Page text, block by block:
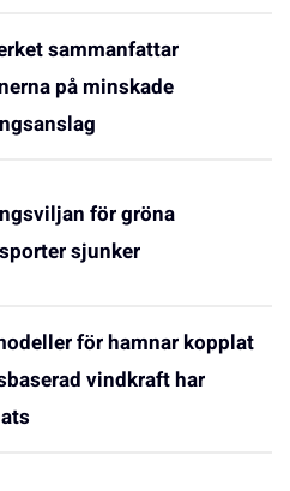
sammanfattar
på minskade
för gröna
sjunker
för hamnar kopplat
vindkraft har